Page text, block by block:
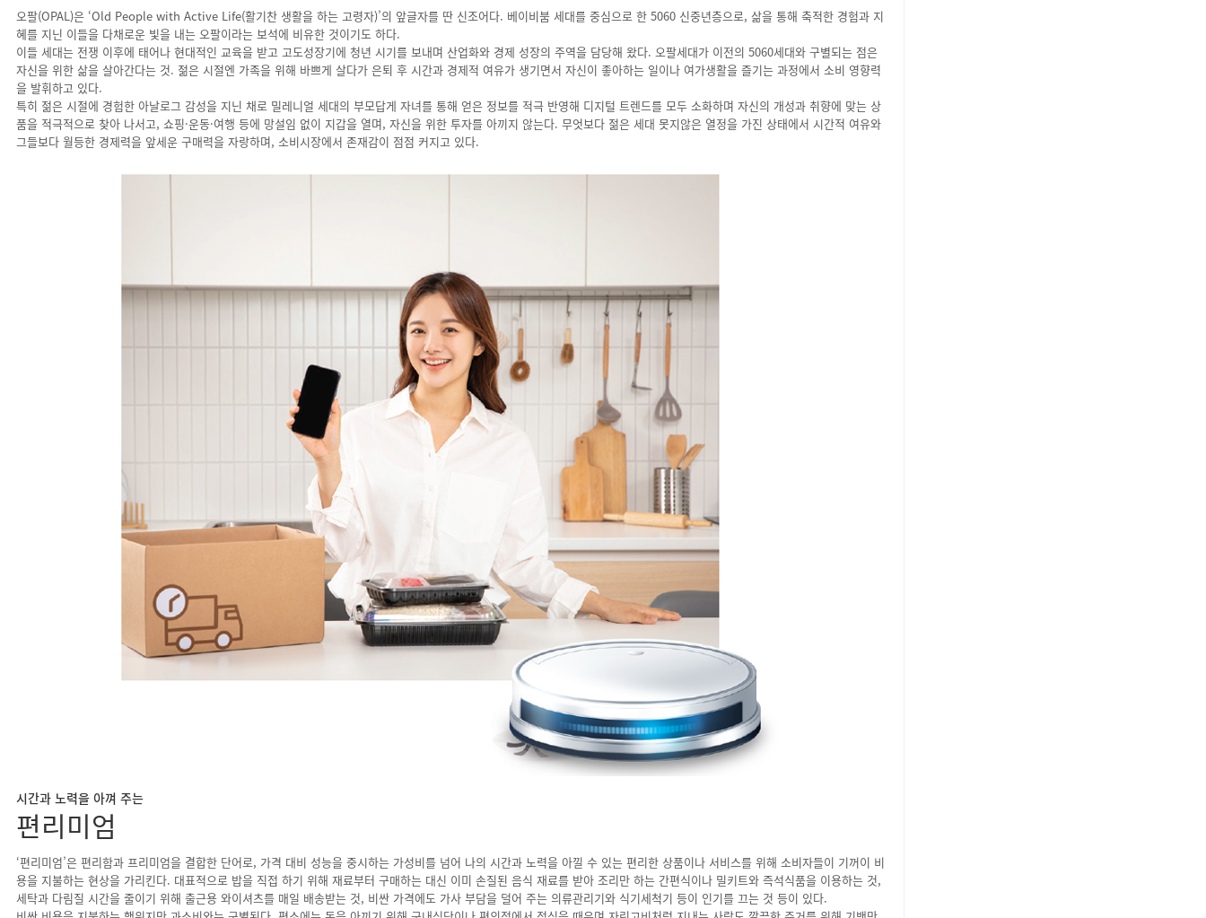
오팔(OPAL)은 ‘Old People with Active Life(활기찬 생활을 하는 고령자)’의 앞글자를 딴 신조어다. 베이비붐 세대를 중심으로 한 5060 신중년층으로, 삶을 통해 축적한 경험과 지
혜를 지닌 이들을 다채로운 빛을 내는 오팔이라는 보석에 비유한 것이기도 하다.
이들 세대는 전쟁 이후에 태어나 현대적인 교육을 받고 고도성장기에 청년 시기를 보내며 산업화와 경제 성장의 주역을 담당해 왔다. 오팔세대가 이전의 5060세대와 구별되는 점은
자신을 위한 삶을 살아간다는 것. 젊은 시절엔 가족을 위해 바쁘게 살다가 은퇴 후 시간과 경제적 여유가 생기면서 자신이 좋아하는 일이나 여가생활을 즐기는 과정에서 소비 영향력
을 발휘하고 있다.
특히 젊은 시절에 경험한 아날로그 감성을 지닌 채로 밀레니얼 세대의 부모답게 자녀를 통해 얻은 정보를 적극 반영해 디지털 트렌드를 모두 소화하며 자신의 개성과 취향에 맞는 상
품을 적극적으로 찾아 나서고, 쇼핑·운동·여행 등에 망설임 없이 지갑을 열며, 자신을 위한 투자를 아끼지 않는다. 무엇보다 젊은 세대 못지않은 열정을 가진 상태에서 시간적 여유와
그들보다 월등한 경제력을 앞세운 구매력을 자랑하며, 소비시장에서 존재감이 점점 커지고 있다.
시간과 노력을 아껴 주는
편리미엄
‘편리미엄’은 편리함과 프리미엄을 결합한 단어로, 가격 대비 성능을 중시하는 가성비를 넘어 나의 시간과 노력을 아낄 수 있는 편리한 상품이나 서비스를 위해 소비자들이 기꺼이 비
용을 지불하는 현상을 가리킨다. 대표적으로 밥을 직접 하기 위해 재료부터 구매하는 대신 이미 손질된 음식 재료를 받아 조리만 하는 간편식이나 밀키트와 즉석식품을 이용하는 것,
세탁과 다림질 시간을 줄이기 위해 출근용 와이셔츠를 매일 배송받는 것, 비싼 가격에도 가사 부담을 덜어 주는 의류관리기와 식기세척기 등이 인기를 끄는 것 등이 있다.